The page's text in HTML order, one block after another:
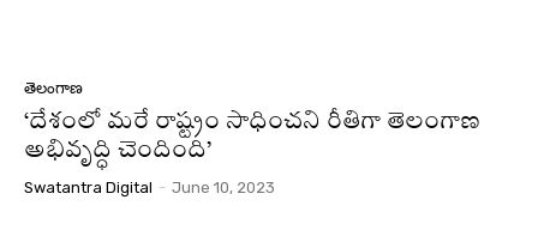
తెలంగాణ
‘దేశంలో మరే రాష్ట్రం సాధించని రీతిగా తెలంగాణ
అభివృద్ధి చెందింది’
Swatantra Digital - June 10, 2023